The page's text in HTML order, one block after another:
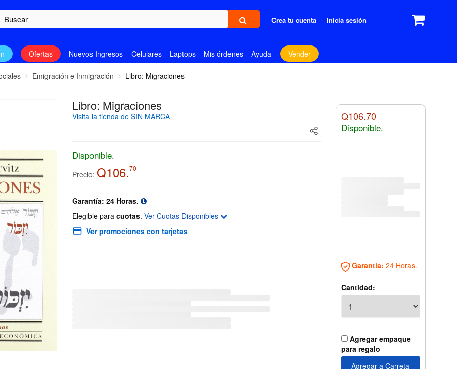
Crea tu cuenta Inicia sesión
Ofertas Nuevos Ingresos Celulares Laptops Mis órdenes Ayuda Vender
Emigración e Inmigración Libro: Migraciones
Libro: Migraciones
Visita la tienda de SIN MARCA
Disponible.
Precio: Q106.70
Garantía: 24 Horas.
Elegible para cuotas. Ver Cuotas Disponibles
Ver promociones con tarjetas
Q106.70
Disponible.
Garantía: 24 Horas.
Cantidad:
Agregar empaque
para regalo